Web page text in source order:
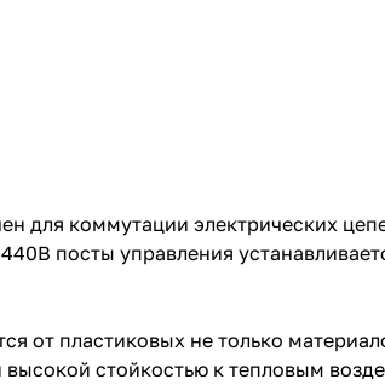
для коммутации электрических
посты управления
от пластиковых не только
стойкостью к тепловым